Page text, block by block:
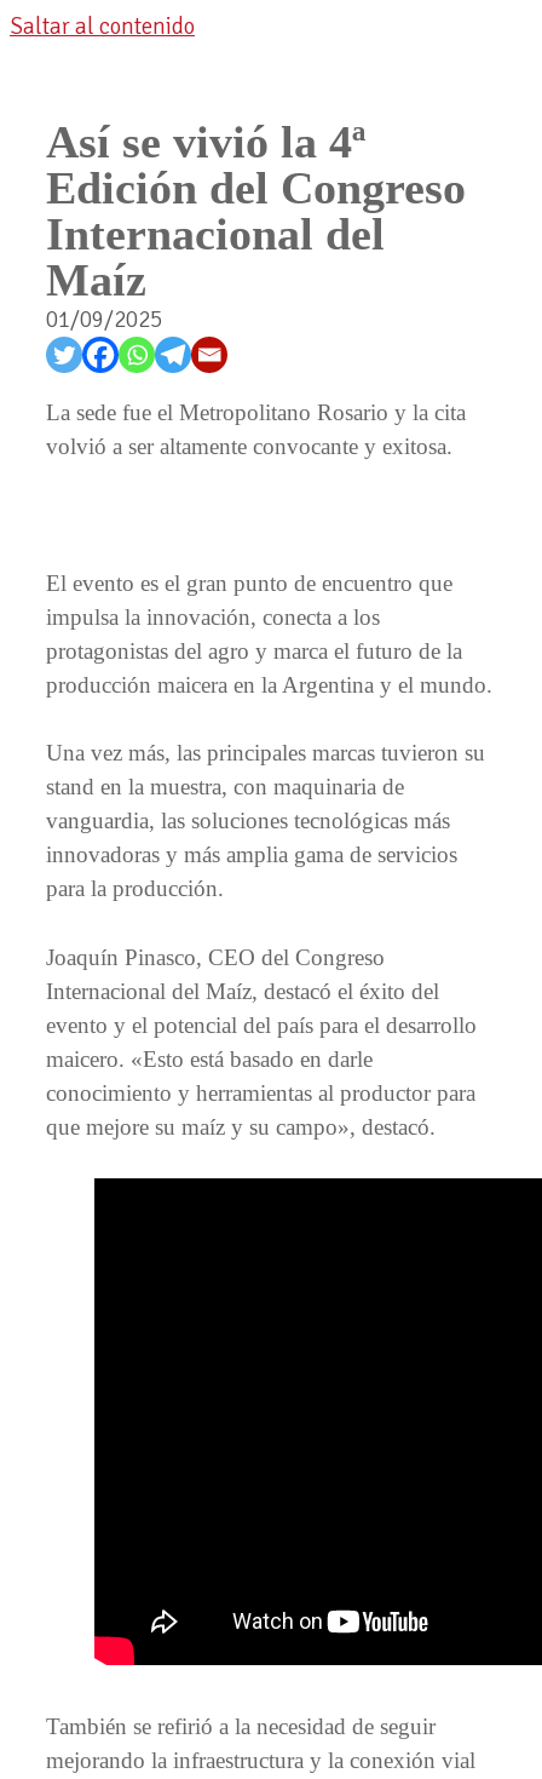
Saltar al contenido
Así se vivió la 4ª
Edición del Congreso
Internacional del
Maíz
01/09/2025
La sede fue el Metropolitano Rosario y la cita
volvió a ser altamente convocante y exitosa.
El evento es el gran punto de encuentro que
impulsa la innovación, conecta a los
protagonistas del agro y marca el futuro de la
producción maicera en la Argentina y el mundo.
Una vez más, las principales marcas tuvieron su
stand en la muestra, con maquinaria de
vanguardia, las soluciones tecnológicas más
innovadoras y más amplia gama de servicios
para la producción.
Joaquín Pinasco, CEO del Congreso
Internacional del Maíz, destacó el éxito del
evento y el potencial del país para el desarrollo
maicero. «Esto está basado en darle
conocimiento y herramientas al productor para
que mejore su maíz y su campo», destacó.
También se refirió a la necesidad de seguir
mejorando la infraestructura y la conexión vial